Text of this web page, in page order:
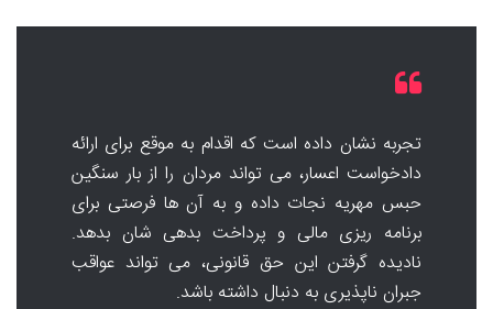
تجربه نشان داده است که اقدام به موقع برای ارائه
دادخواست اعسار، می تواند مردان را از بار سنگین
حبس مهریه نجات داده و به آن ها فرصتی برای
برنامه ریزی مالی و پرداخت بدهی شان بدهد.
نادیده گرفتن این حق قانونی، می تواند عواقب
جبران ناپذیری به دنبال داشته باشد.